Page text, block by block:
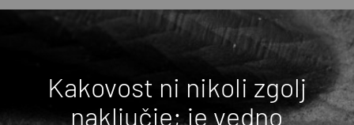
Kakovost ni nikoli zgolj
naključje; je vedno